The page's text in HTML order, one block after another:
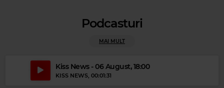
Magic Party Mix
Podcasturi
MAI MULT
Kiss News - 06 August, 18:00
KISS NEWS , 00:01:31